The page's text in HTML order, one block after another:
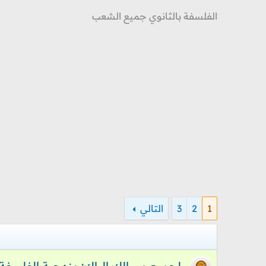
الفلسفة بالثانوي جميع الشعب
1
2
3 التالي